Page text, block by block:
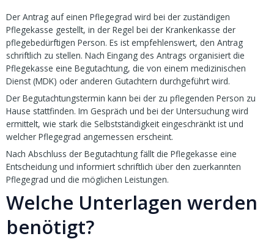
Der Antrag auf einen Pflegegrad wird bei der zuständigen
Pflegekasse gestellt, in der Regel bei der Krankenkasse der
pflegebedürftigen Person. Es ist empfehlenswert, den Antrag
schriftlich zu stellen. Nach Eingang des Antrags organisiert die
Pflegekasse eine Begutachtung, die von einem medizinischen
Dienst (MDK) oder anderen Gutachtern durchgeführt wird.
Der Begutachtungstermin kann bei der zu pflegenden Person zu
Hause stattfinden. Im Gespräch und bei der Untersuchung wird
ermittelt, wie stark die Selbstständigkeit eingeschränkt ist und
welcher Pflegegrad angemessen erscheint.
Nach Abschluss der Begutachtung fällt die Pflegekasse eine
Entscheidung und informiert schriftlich über den zuerkannten
Pflegegrad und die möglichen Leistungen.
Welche Unterlagen werden
benötigt?